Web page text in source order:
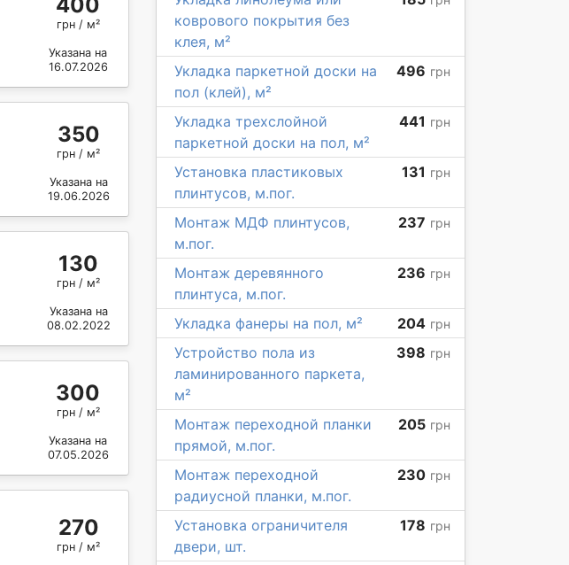
грн / м²
Указана на
16.07.2026
350
грн / м²
Указана на
19.06.2026
130
грн / м²
Указана на
08.02.2022
300
грн / м²
Указана на
07.05.2026
270
грн / м²
коврового покрытия без
клея, м²
Укладка паркетной доски на
пол (клей), м²
496 грн
Укладка трехслойной
паркетной доски на пол, м²
441 грн
Установка пластиковых
плинтусов, м.пог.
131 грн
Монтаж МДФ плинтусов,
м.пог.
237 грн
Монтаж деревянного
плинтуса, м.пог.
236 грн
Укладка фанеры на пол, м² 204 грн
Устройство пола из
ламинированного паркета,
м²
398 грн
Монтаж переходной планки
прямой, м.пог.
205 грн
Монтаж переходной
радиусной планки, м.пог.
230 грн
Установка ограничителя
двери, шт.
178 грн